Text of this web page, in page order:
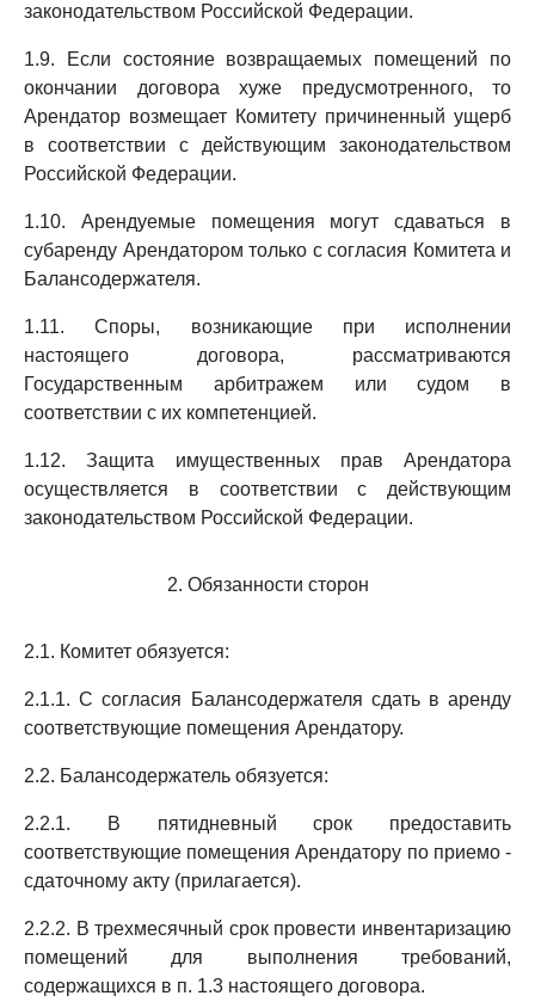
законодательством Российской Федерации.
1.9. Если состояние возвращаемых помещений по
окончании договора хуже предусмотренного, то
Арендатор возмещает Комитету причиненный ущерб
в соответствии с действующим законодательством
Российской Федерации.
1.10. Арендуемые помещения могут сдаваться в
субаренду Арендатором только с согласия Комитета и
Балансодержателя.
1.11. Споры, возникающие при исполнении
настоящего договора, рассматриваются
Государственным арбитражем или судом в
соответствии с их компетенцией.
1.12. Защита имущественных прав Арендатора
осуществляется в соответствии с действующим
законодательством Российской Федерации.
2. Обязанности сторон
2.1. Комитет обязуется:
2.1.1. С согласия Балансодержателя сдать в аренду
соответствующие помещения Арендатору.
2.2. Балансодержатель обязуется:
2.2.1. В пятидневный срок предоставить
соответствующие помещения Арендатору по приемо -
сдаточному акту (прилагается).
2.2.2. В трехмесячный срок провести инвентаризацию
помещений для выполнения требований,
содержащихся в п. 1.3 настоящего договора.